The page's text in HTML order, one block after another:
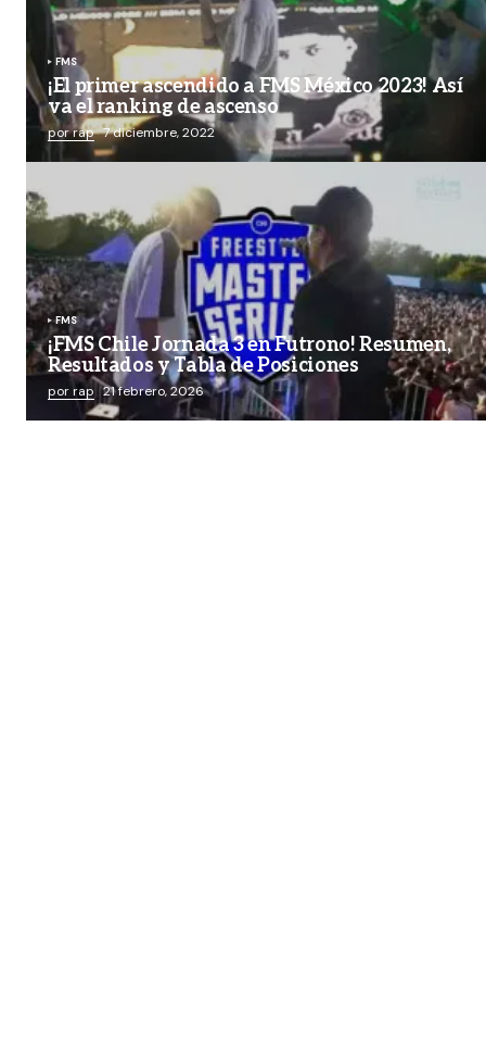
FMS
¡El primer ascendido a FMS México 2023! Así
va el ranking de ascenso
por rap 7 diciembre, 2022
FMS
¡FMS Chile Jornada 3 en Futrono! Resumen,
Resultados y Tabla de Posiciones
por rap 21 febrero, 2026